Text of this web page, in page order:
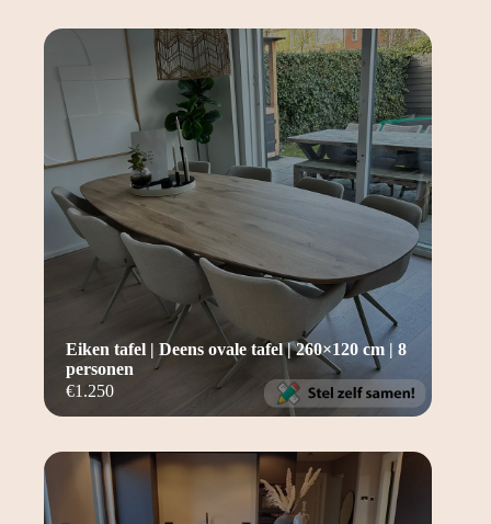
€1.250
Eiken tafel | Deens ovale tafel | 260×120 cm | 8
personen